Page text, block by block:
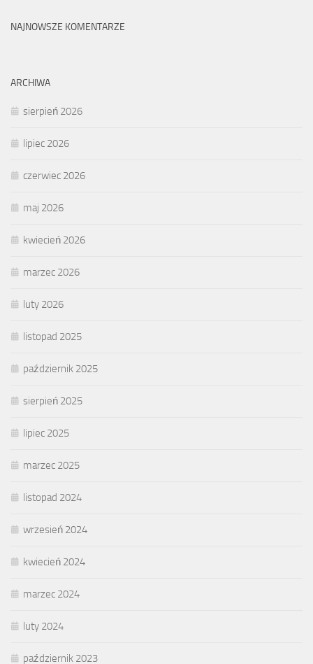
NAJNOWSZE KOMENTARZE
ARCHIWA
sierpień 2026
lipiec 2026
czerwiec 2026
maj 2026
kwiecień 2026
marzec 2026
luty 2026
listopad 2025
październik 2025
sierpień 2025
lipiec 2025
marzec 2025
listopad 2024
wrzesień 2024
kwiecień 2024
marzec 2024
luty 2024
październik 2023